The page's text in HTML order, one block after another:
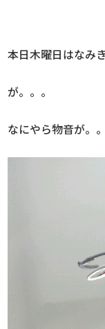
本日木曜日はなみ
が。。。
なにやら物音が。。